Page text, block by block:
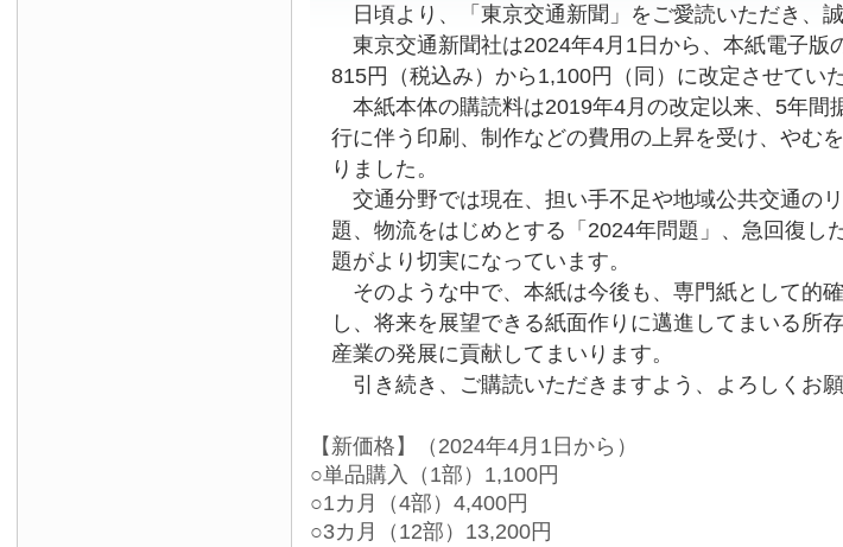
日頃より、「東京交通新聞」をご愛読いただき、
東京交通新聞社は2024年4月1日から、本紙電子版
815円（税込み）から1,100円（同）に改定させてい
本紙本体の購読料は2019年4月の改定以来、5年間
行に伴う印刷、制作などの費用の上昇を受け、やむ
りました。
交通分野では現在、担い手不足や地域公共交通の
題、物流をはじめとする「2024年問題」、急回復し
題がより切実になっています。
そのような中で、本紙は今後も、専門紙として的
し、将来を展望できる紙面作りに邁進してまいる所
産業の発展に貢献してまいります。
引き続き、ご購読いただきますよう、よろしくお願
【新価格】（2024年4月1日から）
○単品購入（1部）1,100円
○1カ月（4部）4,400円
○3カ月（12部）13,200円